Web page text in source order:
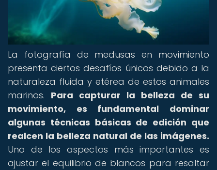
La fotografía de medusas en movimiento
presenta ciertos desafíos únicos debido a la
naturaleza fluida y etérea de estos animales
marinos. Para capturar la belleza de su
movimiento, es fundamental dominar
algunas técnicas básicas de edición que
realcen la belleza natural de las imágenes.
Uno de los aspectos más importantes es
ajustar el equilibrio de blancos para resaltar